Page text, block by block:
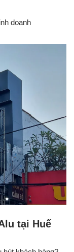
doanh
tại Huế